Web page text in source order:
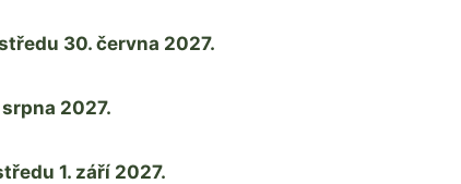
30. června 2027.
2027.
1. září 2027.